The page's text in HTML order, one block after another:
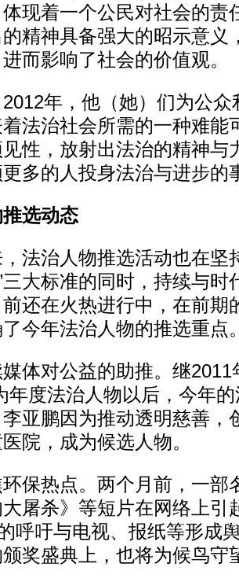
现着一个公民对社会的责
精神具备强大的昭示意义
而影响了社会的价值观。
年，他（她）们为公众
法治社会所需的一种难能
性，放射出法治的精神与
多的人投身法治与进步的
选动态
治人物推选活动也在坚持
三大标准的同时，持续与
还在火热进行中，在前期
今年法治人物的推选重点
对公益的助推。继2011
年度法治人物以后，今年
亚鹏因为推动透明慈善，
院，成为候选人物。
热点。两个月前，一部
屠杀》等短片在网络上引
的呼吁与电视、报纸等形成
奖盛典上，也将为候鸟守